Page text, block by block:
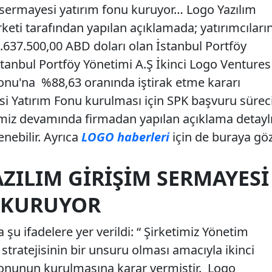
yatırım fonu kuruyor… Logo Yazılım
tarafından yapılan açıklamada;
ABD doları olan İstanbul Portföy
Portföy Yönetimi A.Ş İkinci Logo Ventures
%88,63 oranında iştirak etme kararı
Fonu kurulması için SPK başvuru
devamında firmadan yapılan açıklama
Ayrıca LOGO haberleriiçin de buraya
GIRIŞIM SERMAYESI
şu ifadelere yer verildi: “ Şirketimiz Yönetim
bir unsuru olması amacıyla ikinci
kurulmasına karar vermiştir. Logo